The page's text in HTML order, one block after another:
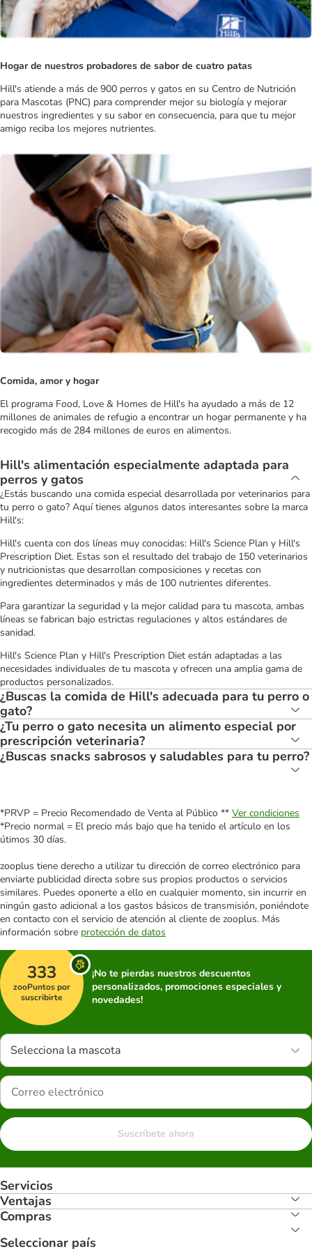
Hogar de nuestros probadores de sabor de cuatro patas
Hill's atiende a más de 900 perros y gatos en su Centro de Nutrición
para Mascotas (PNC) para comprender mejor su biología y mejorar
nuestros ingredientes y su sabor en consecuencia, para que tu mejor
amigo reciba los mejores nutrientes.
Comida, amor y hogar
El programa Food, Love & Homes de Hill's ha ayudado a más de 12
millones de animales de refugio a encontrar un hogar permanente y ha
recogido más de 284 millones de euros en alimentos.
Hill's alimentación especialmente adaptada para
perros y gatos
¿Estás buscando una comida especial desarrollada por veterinarios para
tu perro o gato? Aquí tienes algunos datos interesantes sobre la marca
Hill's:
Hill's cuenta con dos líneas muy conocidas: Hill's Science Plan y Hill's
Prescription Diet. Estas son el resultado del trabajo de 150 veterinarios
y nutricionistas que desarrollan composiciones y recetas con
ingredientes determinados y más de 100 nutrientes diferentes.
Para garantizar la seguridad y la mejor calidad para tu mascota, ambas
líneas se fabrican bajo estrictas regulaciones y altos estándares de
sanidad.
Hill's Science Plan y Hill's Prescription Diet están adaptadas a las
necesidades individuales de tu mascota y ofrecen una amplia gama de
productos personalizados.
¿Buscas la comida de Hill's adecuada para tu perro o
gato?
¿Tu perro o gato necesita un alimento especial por
prescripción veterinaria?
¿Buscas snacks sabrosos y saludables para tu perro?
*PRVP = Precio Recomendado de Venta al Público ** Ver condiciones
*Precio normal = El precio más bajo que ha tenido el artículo en los
útimos 30 días.
zooplus tiene derecho a utilizar tu dirección de correo electrónico para
enviarte publicidad directa sobre sus propios productos o servicios
similares. Puedes oponerte a ello en cualquier momento, sin incurrir en
ningún gasto adicional a los gastos básicos de transmisión, poniéndote
en contacto con el servicio de atención al cliente de zooplus. Más
información sobre protección de datos
333
zooPuntos por
suscribirte
¡No te pierdas nuestros descuentos
personalizados, promociones especiales y
novedades!
Selecciona la mascota
Suscríbete ahora
Servicios
Ventajas
Compras
Seleccionar país